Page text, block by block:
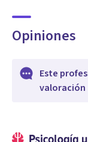
Opiniones
Este
valoración